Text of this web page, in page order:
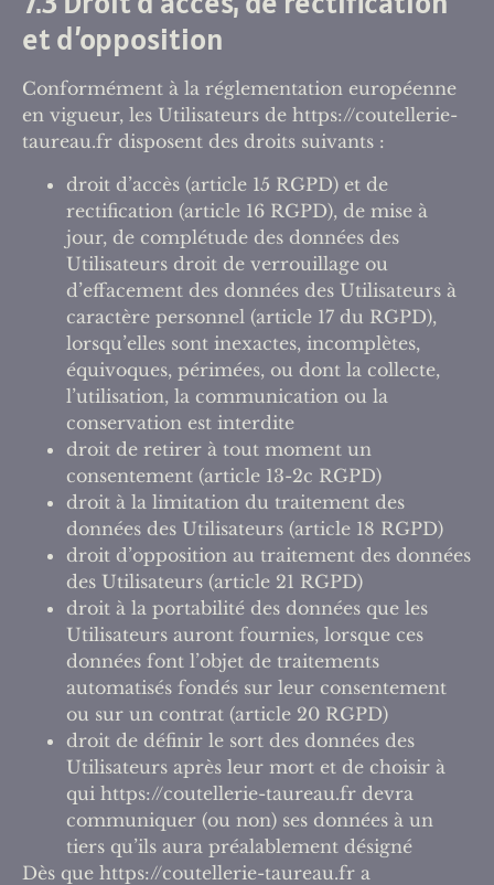
et d’opposition
Conformément à la réglementation européenne
en vigueur, les Utilisateurs de https://coutellerie-
taureau.fr disposent des droits suivants :
droit d’accès (article 15 RGPD) et de
rectification (article 16 RGPD), de mise à
jour, de complétude des données des
Utilisateurs droit de verrouillage ou
d’effacement des données des Utilisateurs à
caractère personnel (article 17 du RGPD),
lorsqu’elles sont inexactes, incomplètes,
équivoques, périmées, ou dont la collecte,
l’utilisation, la communication ou la
conservation est interdite
droit de retirer à tout moment un
consentement (article 13-2c RGPD)
droit à la limitation du traitement des
données des Utilisateurs (article 18 RGPD)
droit d’opposition au traitement des données
des Utilisateurs (article 21 RGPD)
droit à la portabilité des données que les
Utilisateurs auront fournies, lorsque ces
données font l’objet de traitements
automatisés fondés sur leur consentement
ou sur un contrat (article 20 RGPD)
droit de définir le sort des données des
Utilisateurs après leur mort et de choisir à
qui https://coutellerie-taureau.fr devra
communiquer (ou non) ses données à un
tiers qu’ils aura préalablement désigné
Dès que https://coutellerie-taureau.fr a